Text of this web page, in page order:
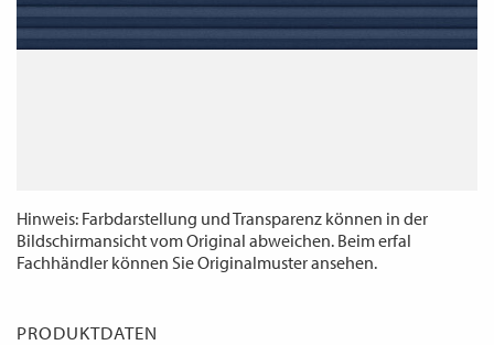
Hinweis: Farbdarstellung und Transparenz können in der
Bildschirmansicht vom Original abweichen. Beim erfal
Fachhändler können Sie Originalmuster ansehen.
PRODUKTDATEN